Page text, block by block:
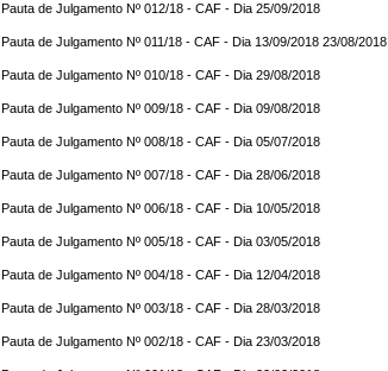
Pauta de Julgamento Nº 012/18 - CAF - Dia 25/09/2018
Pauta de Julgamento Nº 011/18 - CAF - Dia 13/09/2018 23/08/2018
Pauta de Julgamento Nº 010/18 - CAF - Dia 29/08/2018
Pauta de Julgamento Nº 009/18 - CAF - Dia 09/08/2018
Pauta de Julgamento Nº 008/18 - CAF - Dia 05/07/2018
Pauta de Julgamento Nº 007/18 - CAF - Dia 28/06/2018
Pauta de Julgamento Nº 006/18 - CAF - Dia 10/05/2018
Pauta de Julgamento Nº 005/18 - CAF - Dia 03/05/2018
Pauta de Julgamento Nº 004/18 - CAF - Dia 12/04/2018
Pauta de Julgamento Nº 003/18 - CAF - Dia 28/03/2018
Pauta de Julgamento Nº 002/18 - CAF - Dia 23/03/2018